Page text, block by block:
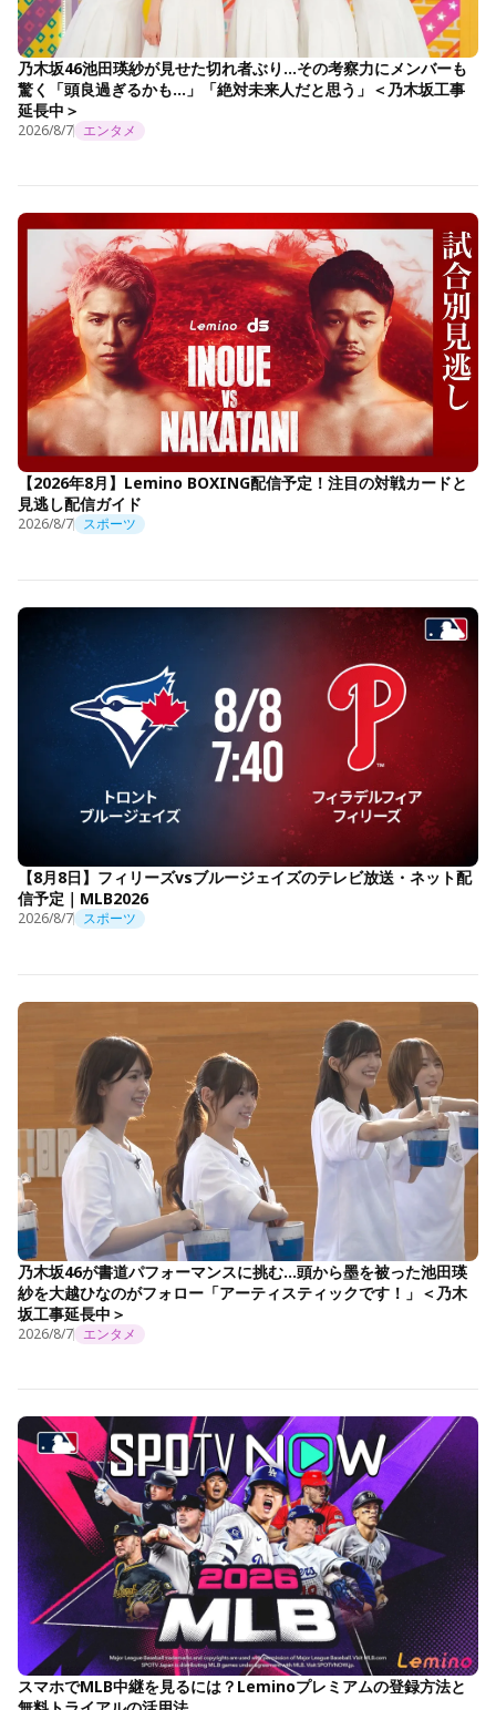
乃木坂46池田瑛紗が見せた切れ者ぶり…その考察力にメンバーも
驚く「頭良過ぎるかも…」「絶対未来人だと思う」＜乃木坂工事
延長中＞
2026/8/7 エンタメ
【2026年8月】Lemino BOXING配信予定！注目の対戦カードと
見逃し配信ガイド
2026/8/7 スポーツ
【8月8日】フィリーズvsブルージェイズのテレビ放送・ネット配
信予定｜MLB2026
2026/8/7 スポーツ
乃木坂46が書道パフォーマンスに挑む…頭から墨を被った池田瑛
紗を大越ひなのがフォロー「アーティスティックです！」＜乃木
坂工事延長中＞
2026/8/7 エンタメ
スマホでMLB中継を見るには？Leminoプレミアムの登録方法と